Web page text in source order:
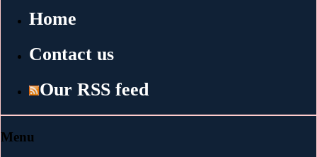
Home
Contact us
Our RSS feed
Menu